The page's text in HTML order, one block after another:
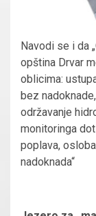
Navodi se i da
opština Drvar
oblicima:
bez
održavanje
monitoringa
poplava,
nadoknada“